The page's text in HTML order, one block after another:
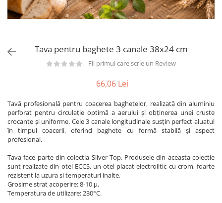
Perii cuptor
Genti pizza
Aparatura Bar
Storcatoare/ Dozatoare suc Fructe
Blender
Mese Inox Cafea
Aparatura Cafea
Aparatura Inghetata
Decupatoare
Evenimente
Figurine
Lopeti Scos Paine
Scafe
Stante, Cutere
Cutter/razatoare mozarella
Masini tocat carne
Blender termic/Toaster
Aparate de
vidat/Ambalaje/Role/Pungi
Gatit sub Vid
Bain marie, Incalzitoare diverse
Tava pentru baghete 3 canale 38x24 cm
Fii primul care scrie un Review
66,06 Lei
Tavă profesională pentru coacerea baghetelor, realizată din aluminiu
perforat pentru circulație optimă a aerului și obținerea unei cruste
crocante și uniforme. Cele 3 canale longitudinale susțin perfect aluatul
în timpul coacerii, oferind baghete cu formă stabilă și aspect
profesional.
Tava face parte din colectia Silver Top. Produsele din aceasta colectie
sunt realizate din otel ECCS, un otel placat electrolitic cu crom, foarte
rezistent la uzura si temperaturi inalte.
Grosime strat acoperire: 8-10 μ.
Temperatura de utilizare: 230°C.